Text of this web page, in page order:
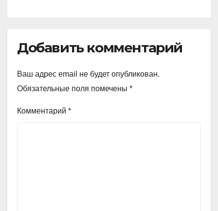
Добавить комментарий
Ваш адрес email не будет опубликован.
Обязательные поля помечены *
Комментарий *